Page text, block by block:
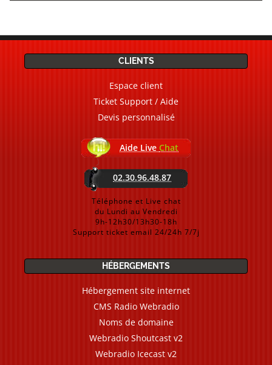
CLIENTS
Espace client
Ticket Support / Aide
Devis personnalisé
Aide Live Chat
02.30.96.48.87
Téléphone et Live chat
du Lundi au Vendredi
9h-12h30/13h30-18h
Support ticket email 24/24h 7/7j
HÉBERGEMENTS
Hébergement site internet
CMS Radio Webradio
Noms de domaine
Webradio Shoutcast v2
Webradio Icecast v2